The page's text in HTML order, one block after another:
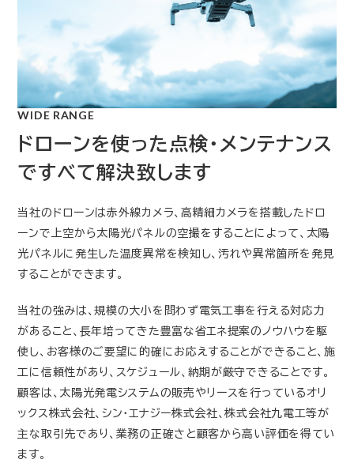
WIDE RANGE
ドローンを使った点検・メンテナンス
ですべて解決致します
当社のドローンは赤外線カメラ、高精細カメラを搭載したドロ
ーンで上空から太陽光パネルの空撮をすることによって、太陽
光パネルに発生した温度異常を検知し、汚れや異常箇所を発見
することができます。
当社の強みは、規模の大小を問わず電気工事を行える対応力
があること、長年培ってきた豊富な省エネ提案のノウハウを駆
使し、お客様のご要望に的確にお応えすることができること、施
工に信頼性があり、スケジュール、納期が厳守できることです。
顧客は、太陽光発電システムの販売やリースを行っているオリ
ックス株式会社、シン・エナジー株式会社、株式会社九電工等が
主な取引先であり、業務の正確さと顧客から高い評価を得てい
ます。